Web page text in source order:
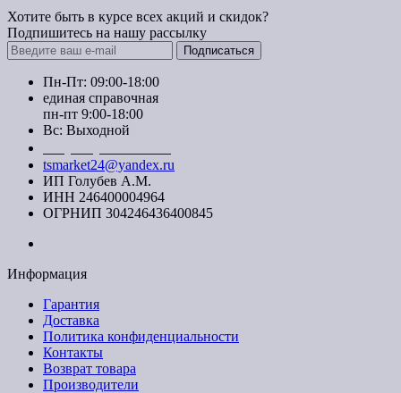
Хотите быть в курсе всех акций и скидок?
Подпишитесь на нашу рассылку
Подписаться
Пн-Пт: 09:00-18:00
единая справочная
пн-пт 9:00-18:00
Вс: Выходной
tsmarket24@yandex.ru
ИП Голубев А.М.
ИНН 246400004964
ОГРНИП 304246436400845
Информация
Гарантия
Доставка
Политика конфиденциальности
Контакты
Возврат товара
Производители